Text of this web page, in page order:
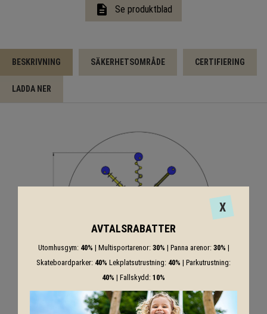
description Se produktblad
BESKRIVNING SÄKERHETSOMRÅDE CERTIFIERING
LADDA NER
X
AVTALSRABATTER
Utomhusgym: 40% | Multisportarenor: 30% | Panna arenor: 30% |
Skateboardparker: 40% Lekplatsutrustning: 40% | Parkutrustning:
40% | Fallskydd: 10%